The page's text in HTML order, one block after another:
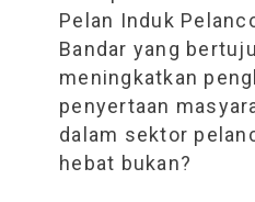
Pelan Induk
Bandar yang
meningkatkan
penyertaan
dalam sektor
hebat bukan?